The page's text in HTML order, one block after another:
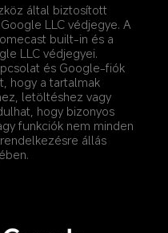
által biztosított
LLC védjegye. A
built-in és a
LLC védjegyei.
és Google-fiók
hogy a tartalmak
letöltéshez vagy
hogy bizonyos
funkciók nem minden
állás